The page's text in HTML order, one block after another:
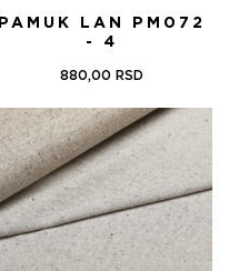
PAMUK LAN PM072
- 4
880,00 RSD